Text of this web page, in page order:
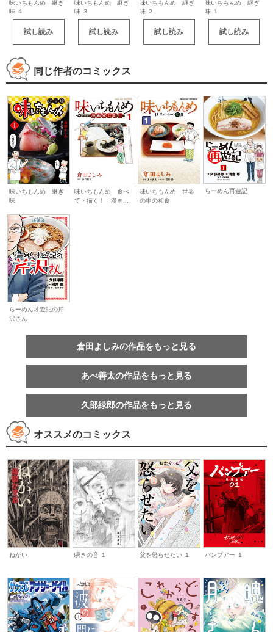
味いちもんめ 継ぎ
味 ４
試し読み
味いちもんめ 継ぎ
味 ３
試し読み
味いちもんめ 継ぎ
味 ２
試し読み
味いちもんめ 継ぎ
味 １
試し読み
同じ作者のコミックス
味いちもんめ 継ぎ
味
味いちもんめ 食べ
て・描く！ 漫画...
味いちもんめ 世界
の中の和食
らーめん再遊記
らーめん才遊記の芹
沢さん
倉田よしみの作品をもっと見る
あべ善太の作品をもっと見る
久部緑郎の作品をもっと見る
オススメのコミックス
ねがい 瞬きの音 １ 父を怒らせたい １ バンプアー １